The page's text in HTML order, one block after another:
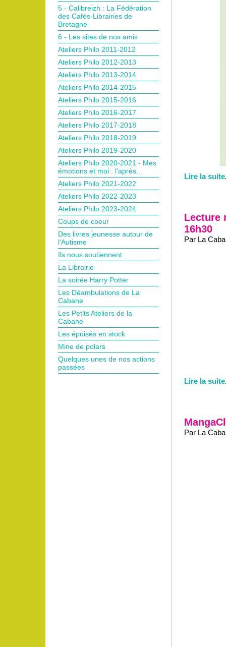
Lire la suite
Lecture
16h30
Par La
Lire la suite
Par La
5 - Calibreizh : La Fédération
des Cafés-Librairies de
Bretagne
6 - Les sites de nos amis
Ateliers Philo 2011-2012
Ateliers Philo 2012-2013
Ateliers Philo 2013-2014
Ateliers Philo 2014-2015
Ateliers Philo 2015-2016
Ateliers Philo 2016-2017
Ateliers Philo 2017-2018
Ateliers Philo 2018-2019
Ateliers Philo 2019-2020
Ateliers Philo 2020-2021 - Mes
émotions et moi : l'après...
Ateliers Philo 2021-2022
Ateliers Philo 2022-2023
Ateliers Philo 2023-2024
Coups de coeur
Des livres jeunesse autour de
l'Autisme
Ils nous soutiennent
La Librairie
La soirée Harry Potter
Les Déambulations de La
Cabane
Les Petits Ateliers de la
Cabane
Les épuisés en stock
Mine de polars
Quelques unes de nos actions
passées